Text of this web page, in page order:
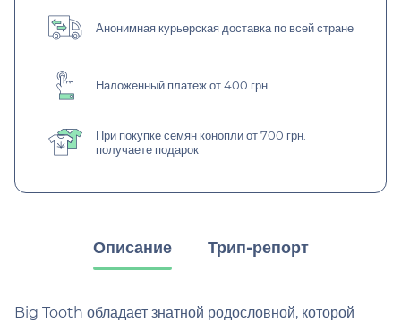
Анонимная курьерская доставка по всей стране
Наложенный платеж от 400 грн.
При покупке семян конопли от 700 грн.
получаете подарок
Описание Трип-репорт
Big Tooth обладает знатной родословной, которой